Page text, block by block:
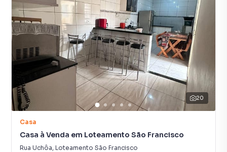
20
Casa
Casa à Venda em Loteamento São Francisco
Rua Uchôa, Loteamento São Francisco